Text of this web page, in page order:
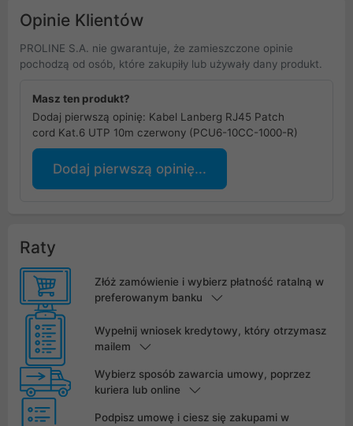
Opinie Klientów
PROLINE S.A. nie gwarantuje, że zamieszczone opinie
pochodzą od osób, które zakupiły lub używały dany produkt.
Masz ten produkt?
Dodaj pierwszą opinię: Kabel Lanberg RJ45 Patch
cord Kat.6 UTP 10m czerwony (PCU6-10CC-1000-R)
Dodaj pierwszą opinię...
Raty
Złóż zamówienie i wybierz płatność ratalną w
preferowanym banku
Wypełnij wniosek kredytowy, który otrzymasz
mailem
Wybierz sposób zawarcia umowy, poprzez
kuriera lub online
Podpisz umowę i ciesz się zakupami w